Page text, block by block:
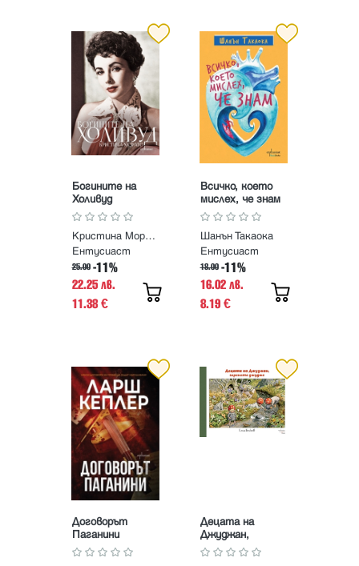
Богините на
Холивуд
Кристина Морато
Ентусиаст
25.00 -11%
22.25 лв.
11.38€
Всичко, което
мислех, че знам
Шанън Такаока
Ентусиаст
18.00 -11%
16.02 лв.
8.19 €
Договорът
Паганини
Децата на
Джуджан,
горското джудже